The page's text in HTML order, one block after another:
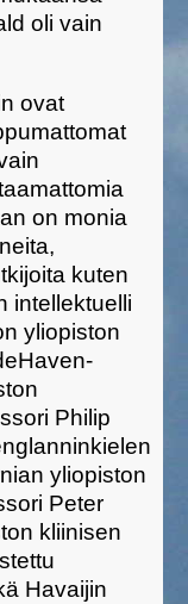
oli vain
ovat
on monia
kuten
intellektuelli
yliopiston
Philip
yliopiston
Peter
kliinisen
Havaijin